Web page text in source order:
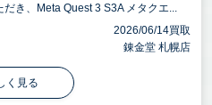
（PS5×グランツーリス
ンなど）はプレミア価格
き、Meta Quest 3 S3A メタクエ...
2026/06/14買取
錬金堂 札幌店
く見る